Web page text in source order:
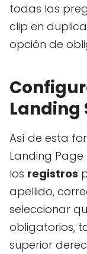
todas las
clip en
opción de
Landing
Así de esta
Landing
los registros
apellido,
seleccionar
obligatorios,
superior